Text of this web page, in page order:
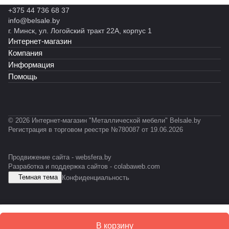
ы
й
С
Т
Ф
У
й
S
G
R
ы
й
М
К
Ф
ы
й
С
T
0
5
1
1
В корзину
+375 44 736 68 37
info@belsale.by
г. Минск, ул. Логойский тракт 22А, корпус 1
Интернет-магазин
Компания
Информация
Помощь
© 2026 Интернет-магазин "Металлической мебели" Belsale.by
Регистрация в торговом реестре №780087 от 19.06.2026
Продвижение сайта - websfera.by
Разработка и поддержка сайтов - colabaweb.com
Темная тема
Конфиденциальность